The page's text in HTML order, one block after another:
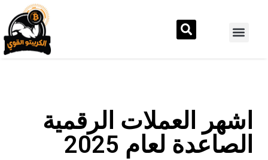
اشهر العملات الرقمية
الصاعدة لعام 2025